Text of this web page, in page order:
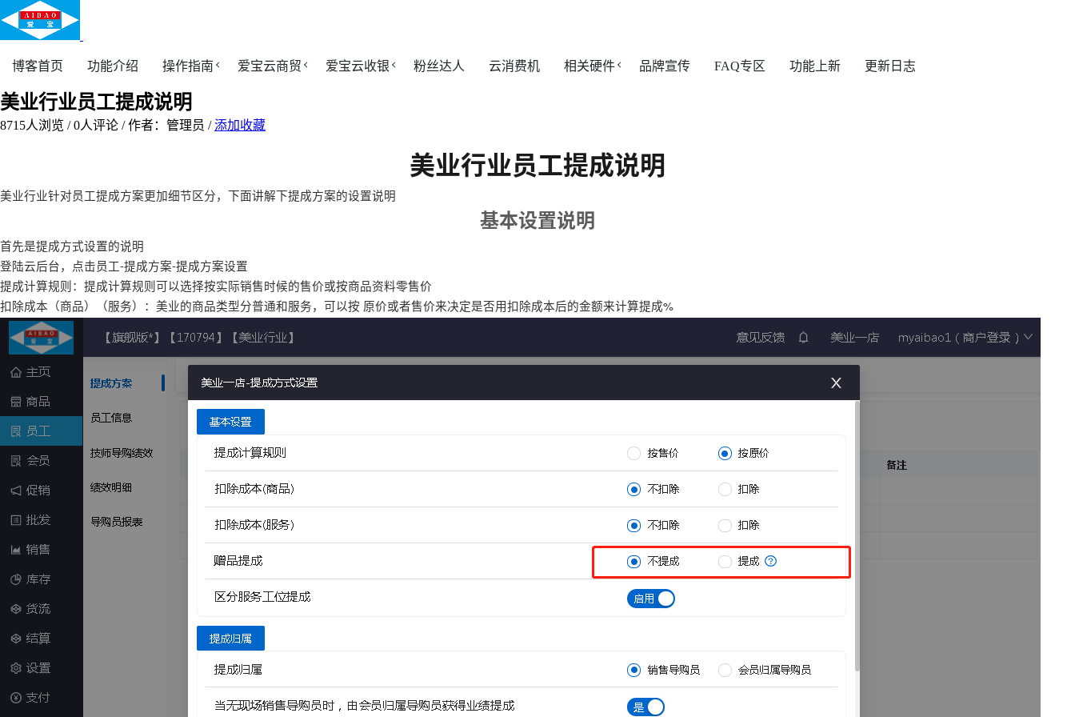
博客首页 功能介绍 操作指南 爱宝云商贸 爱宝云收银 粉丝达人 云消费机 相关硬件 品牌宣传 FAQ专区 功能上新 更新日志
美业行业员工提成说明
8715人浏览 /0人评论 /作者：管理员 /添加收藏
美业行业员工提成说明
美业行业针对员工提成方案更加细节区分，下面讲解下提成方案的设置说明
基本设置说明
首先是提成方式设置的说明
登陆云后台，点击员工-提成方案-提成方案设置
提成计算规则：提成计算规则可以选择按实际销售时候的售价或按商品资料零售价
扣除成本（商品）（服务）：美业的商品类型分普通和服务，可以按 原价或者售价来决定是否用扣除成本后的金额来计算提成%